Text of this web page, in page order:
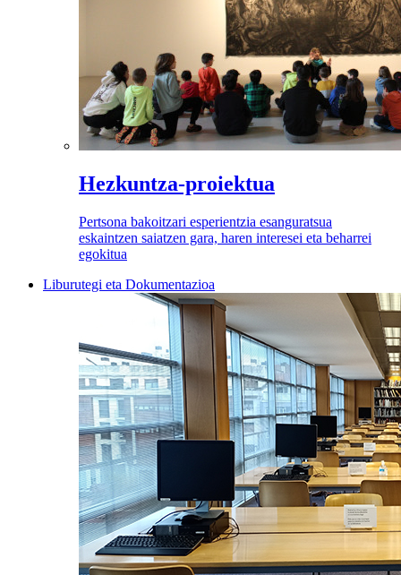
Hezkuntza-proiektua
Pertsona bakoitzari esperientzia esanguratsua
eskaintzen saiatzen gara, haren interesei eta beharrei
egokitua
Liburutegi eta Dokumentazioa